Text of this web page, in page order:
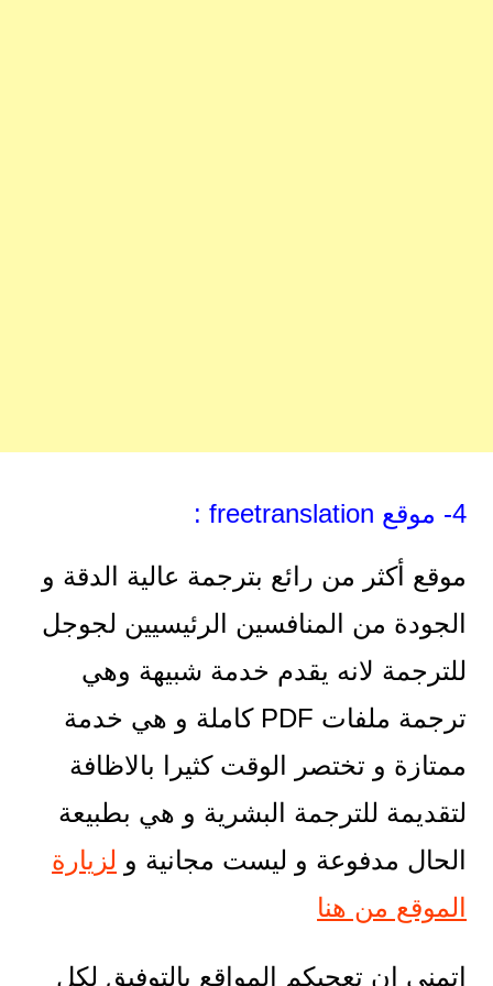
4- موقع freetranslation :
موقع أكثر من رائع بترجمة عالية الدقة و
الجودة من المنافسين الرئيسيين لجوجل
للترجمة لانه يقدم خدمة شبيهة وهي
ترجمة ملفات PDF كاملة و هي خدمة
ممتازة و تختصر الوقت كثيرا بالاظافة
لتقديمة للترجمة البشرية و هي بطبيعة
الحال مدفوعة و ليست مجانية و لزيارة
الموقع من هنا
اتمنى ان تعجبكم المواقع بالتوفيق لكل